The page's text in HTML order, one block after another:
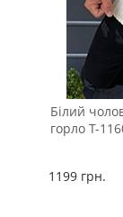
Білий
горло Т-
1199 грн.